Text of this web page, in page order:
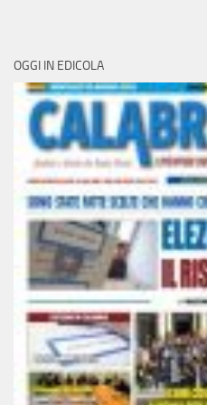
OGGI IN EDICOLA